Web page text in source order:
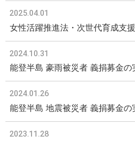
2025.04.01
女性活躍推進法・次世代育成支
2024.10.31
能登半島 豪雨被災者 義捐募金の
2024.01.26
能登半島 地震被災者 義捐募金の
2023.11.28